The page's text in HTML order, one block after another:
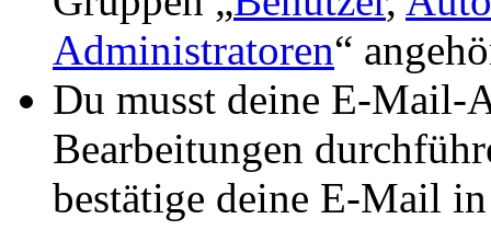
Administratoren“
Du musst deine E-Mail-
Bearbeitungen
bestätige deine E-Mail